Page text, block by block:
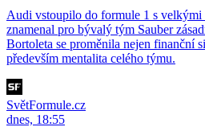
Audi vstoupilo do formule 1 s velkými
znamenal pro bývalý tým Sauber
Bortoleta se proměnila nejen finanční
především mentalita celého týmu.
SvětFormule.cz
dnes, 18:55